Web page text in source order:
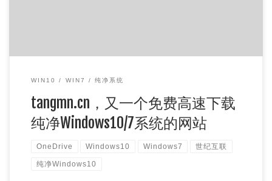
WIN10 WIN7 纯净系统
tangmn.cn，又一个免费高速下载
纯净Windows10/7系统的网站
OneDrive Windows10 Windows7 世纪互联
纯净Windows10